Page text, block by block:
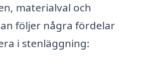
materialval och
följer några fördelar
i stenläggning: